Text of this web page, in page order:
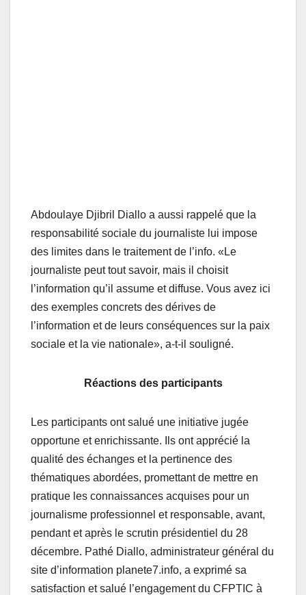
Abdoulaye Djibril Diallo a aussi rappelé que la
responsabilité sociale du journaliste lui impose
des limites dans le traitement de l’info. «Le
journaliste peut tout savoir, mais il choisit
l’information qu’il assume et diffuse. Vous avez ici
des exemples concrets des dérives de
l’information et de leurs conséquences sur la paix
sociale et la vie nationale», a-t-il souligné.
Réactions des participants
Les participants ont salué une initiative jugée
opportune et enrichissante. Ils ont apprécié la
qualité des échanges et la pertinence des
thématiques abordées, promettant de mettre en
pratique les connaissances acquises pour un
journalisme professionnel et responsable, avant,
pendant et après le scrutin présidentiel du 28
décembre. Pathé Diallo, administrateur général du
site d’information planete7.info, a exprimé sa
satisfaction et salué l’engagement du CFPTIC à